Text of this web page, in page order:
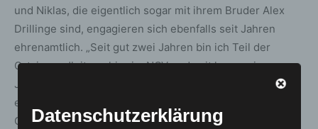
und Niklas, die eigentlich sogar mit ihrem Bruder Alex
Drillinge sind, engagieren sich ebenfalls seit Jahren
ehrenamtlich. „Seit gut zwei Jahren bin ich Teil der
Ortsjugendleitung hier im NOV und seit knapp vier
Jahren bin ich ehrenamtlich im Katastrophenschutz. Vor
einigen Monaten wurde ich kommissarische
Gruppenführerin der Verpflegung“, sagt Stephanie
Datenschutzerklärung